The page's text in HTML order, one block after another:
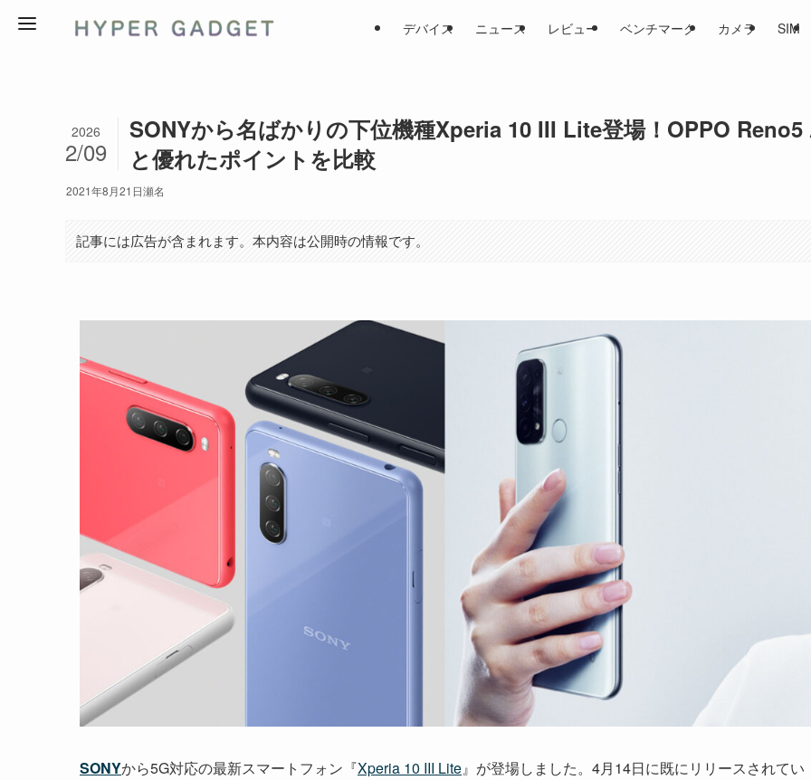
デバイス ニュース レビュー ベンチマーク カメラ SIM
SONYから名ばかりの下位機種Xperia 10 III Lite登場！OPPO Reno5
と優れたポイントを比較
2026
2/09
2021年8月21日瀬名
記事には広告が含まれます。本内容は公開時の情報です。
SONYから5G対応の最新スマートフォン『Xperia 10 III Lite』が登場しました。4月14日に既にリリースされてい